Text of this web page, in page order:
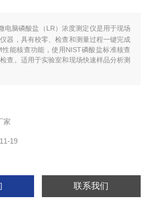
电脑磷酸盐（LR）浓度测定仪是用于现场
器，具有校零、检查和测量过程一键完成
性能核查功能，使用NIST磷酸盐标准核查
查。适用于实验室和现场快速样品分析测
家
19
联系我们